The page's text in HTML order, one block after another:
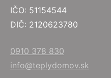
IČO: 51154544
DIČ: 2120623780
0910 378 830
info@teplydomov.sk